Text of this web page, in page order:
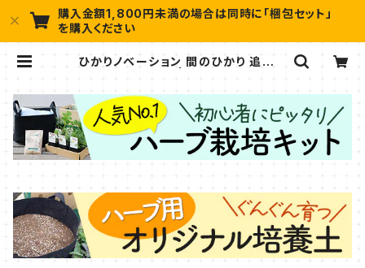
購入金額1,800円未満の場合は同時に「梱包セット」
を購入ください
ひかりノベーション 間のひかり 追加ラ